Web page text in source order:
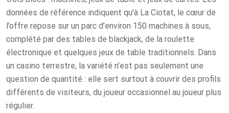
données de référence indiquent qu’à La Ciotat, le cœur de
l’offre repose sur un parc d’environ 150 machines à sous,
complété par des tables de blackjack, de la roulette
électronique et quelques jeux de table traditionnels. Dans
un casino terrestre, la variété n’est pas seulement une
question de quantité : elle sert surtout à couvrir des profils
différents de visiteurs, du joueur occasionnel au joueur plus
régulier.